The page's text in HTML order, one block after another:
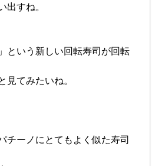
出すね。
という新しい回転寿司が回転
見てみたいね。
チーノにとてもよく似た寿司